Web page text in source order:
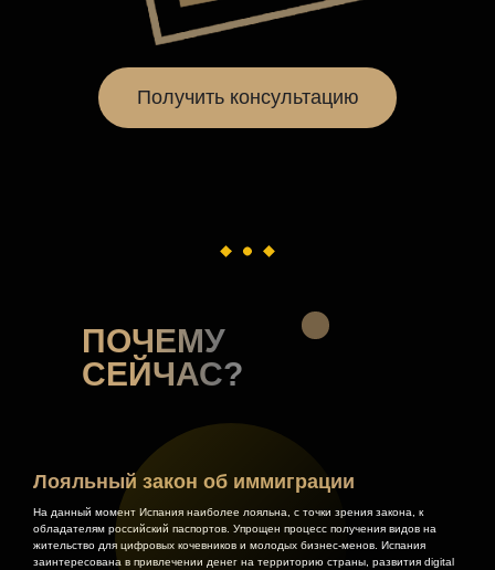
Получить консультацию
ПОЧЕМУ
СЕЙЧАС?
Лояльный закон об иммиграции
На данный момент Испания наиболее лояльна, с точки зрения закона, к
обладателям российский паспортов. Упрощен процесс получения видов на
жительство для цифровых кочевников и молодых бизнес-менов. Испания
заинтересована в привлечении денег на территорию страны, развития digital